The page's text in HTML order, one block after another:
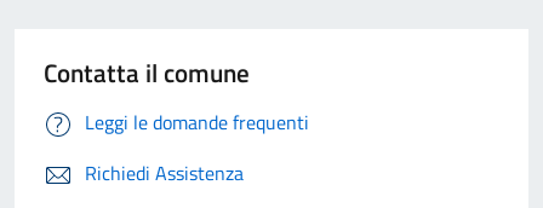
Contatta il comune
Leggi le domande frequenti
Richiedi Assistenza